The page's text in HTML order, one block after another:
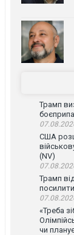
Трамп
США
(NV)
Трамп
«Треба
чи